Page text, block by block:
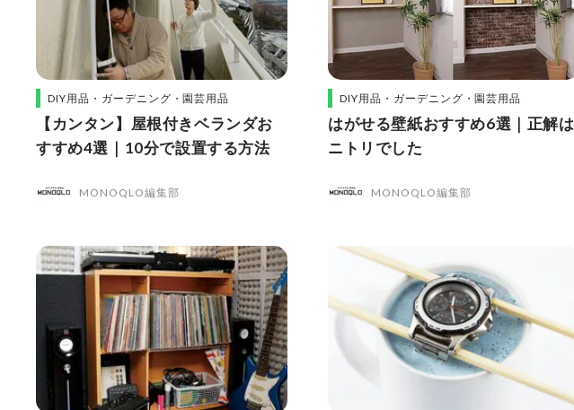
DIY用品・ガーデニング・園芸用品
【カンタン】屋根付きベランダお
すすめ4選｜10分で設置する方法
MONOQLO編集部
DIY用品・ガーデニング・園芸用品
はがせる壁紙おすすめ6選｜正解は
ニトリでした
MONOQLO編集部